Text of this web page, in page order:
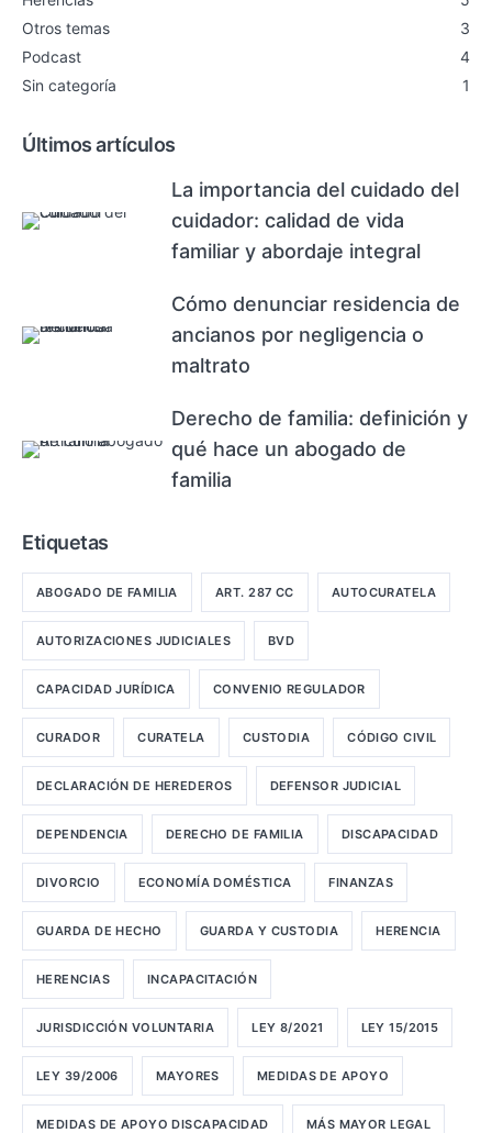
Otros temas
3
Podcast
4
Sin categoría
1
Últimos artículos
La importancia del cuidado del
cuidador: calidad de vida
familiar y abordaje integral
Cómo denunciar residencia de
ancianos por negligencia o
maltrato
Derecho de familia: definición y
qué hace un abogado de
familia
Etiquetas
ABOGADO DE FAMILIA ART. 287 CC AUTOCURATELA
AUTORIZACIONES JUDICIALES BVD
CAPACIDAD JURÍDICA CONVENIO REGULADOR
CURADOR CURATELA CUSTODIA CÓDIGO CIVIL
DECLARACIÓN DE HEREDEROS DEFENSOR JUDICIAL
DEPENDENCIA DERECHO DE FAMILIA DISCAPACIDAD
DIVORCIO ECONOMÍA DOMÉSTICA FINANZAS
GUARDA DE HECHO GUARDA Y CUSTODIA HERENCIA
HERENCIAS INCAPACITACIÓN
JURISDICCIÓN VOLUNTARIA LEY 8/2021 LEY 15/2015
LEY 39/2006 MAYORES MEDIDAS DE APOYO
MEDIDAS DE APOYO DISCAPACIDAD MÁS MAYOR LEGAL